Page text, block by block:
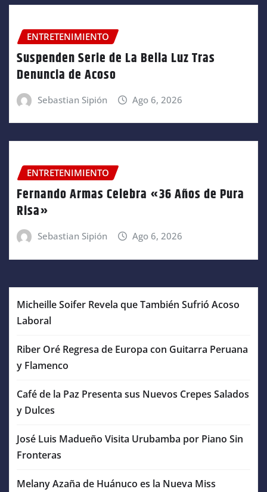
ENTRETENIMIENTO
Suspenden Serie de La Bella Luz Tras
Denuncia de Acoso
Sebastian Sipión Ago 6, 2026
ENTRETENIMIENTO
Fernando Armas Celebra «36 Años de Pura
Risa»
Sebastian Sipión Ago 6, 2026
Micheille Soifer Revela que También Sufrió Acoso
Laboral
Riber Oré Regresa de Europa con Guitarra Peruana
y Flamenco
Café de la Paz Presenta sus Nuevos Crepes Salados
y Dulces
José Luis Madueño Visita Urubamba por Piano Sin
Fronteras
Melany Azaña de Huánuco es la Nueva Miss